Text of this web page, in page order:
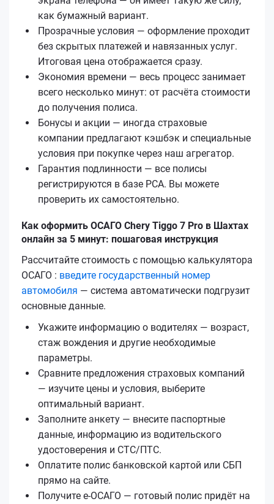
как бумажный вариант.
Прозрачные условия — оформление проходит
без скрытых платежей и навязанных услуг.
Итоговая цена отображается сразу.
Экономия времени — весь процесс занимает
всего несколько минут: от расчёта стоимости
до получения полиса.
Бонусы и акции — иногда страховые
компании предлагают кэшбэк и специальные
условия при покупке через наш агрегатор.
Гарантия подлинности — все полисы
регистрируются в базе РСА. Вы можете
проверить их самостоятельно.
Как оформить ОСАГО Chery Tiggo 7 Pro в Шахтах
онлайн за 5 минут: пошаговая инструкция
Рассчитайте стоимость с помощью калькулятора
ОСАГО : введите государственный номер
автомобиля — система автоматически подгрузит
основные данные.
Укажите информацию о водителях — возраст,
стаж вождения и другие необходимые
параметры.
Сравните предложения страховых компаний
— изучите цены и условия, выберите
оптимальный вариант.
Заполните анкету — внесите паспортные
данные, информацию из водительского
удостоверения и СТС/ПТС.
Оплатите полис банковской картой или СБП
прямо на сайте.
Получите е‑ОСАГО — готовый полис придёт на